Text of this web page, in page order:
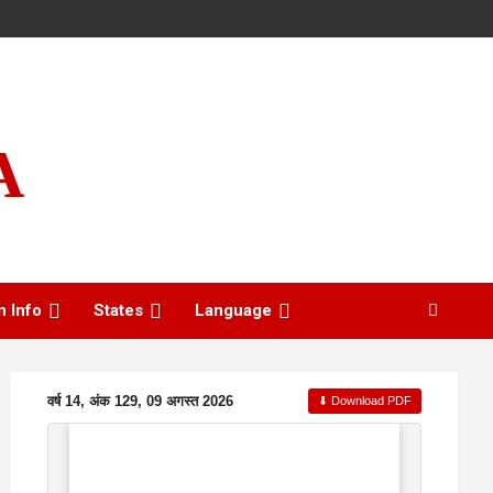
Info States Language
वर्ष 14, अंक 129, 09 अगस्त 2026 ⬇ Download PDF